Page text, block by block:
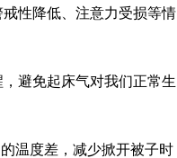
性降低、注意力受损等情
避免起床气对我们正常生
温度差，减少掀开被子时